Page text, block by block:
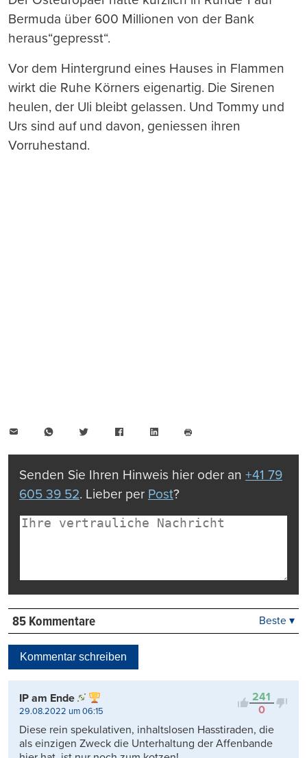
Bermuda über 600 Millionen von der Bank
heraus“gepresst“.
Vor dem Hintergrund eines Hauses in Flammen
wirkt die Ruhe Körners eigenartig. Die Sirenen
heulen, der Uli bleibt gelassen. Und Tommy und
Urs sind auf und davon, geniessen ihren
Vorruhestand.
WhatsAppTwitter FacebookLinkedIn
drucken
Senden Sie Ihren Hinweis hier oder an +41 79
605 39 52. Lieber per Post?
85 Kommentare
Kontrovers
Beste ▾
Kommentar schreiben
241
0
IP am Ende
29.08.2022 um 06:15
Diese rein spekulativen, inhaltslosen Hasstiraden, die
als einzigen Zweck die Unterhaltung der Affenbande